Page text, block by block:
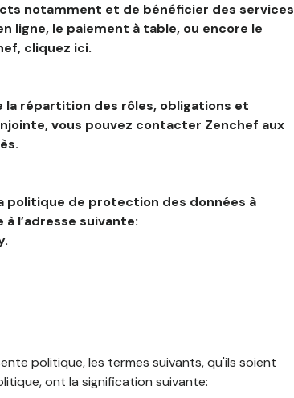
notamment et de bénéficier des services
ligne, le paiement à table, ou encore le
cliquez ici.
la répartition des rôles, obligations et
vous pouvez contacter Zenchef aux
politique de protection des données à
l’adresse suivante:
politique, les termes suivants, qu'ils soient
ont la signification suivante: